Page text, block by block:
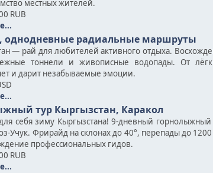
местных жителей.
RUB
однодневные радиальные маршруты
— рай для любителей активного отдыха.
тоннели и живописные водопады. От
и дарит незабываемые эмоции.
тур Кыргызстан, Каракол
себя зиму Кыргызстана! 9-дневный горнолыжный
Учук. Фрирайд на склонах до 40°, перепады до
профессиональных гидов.
RUB